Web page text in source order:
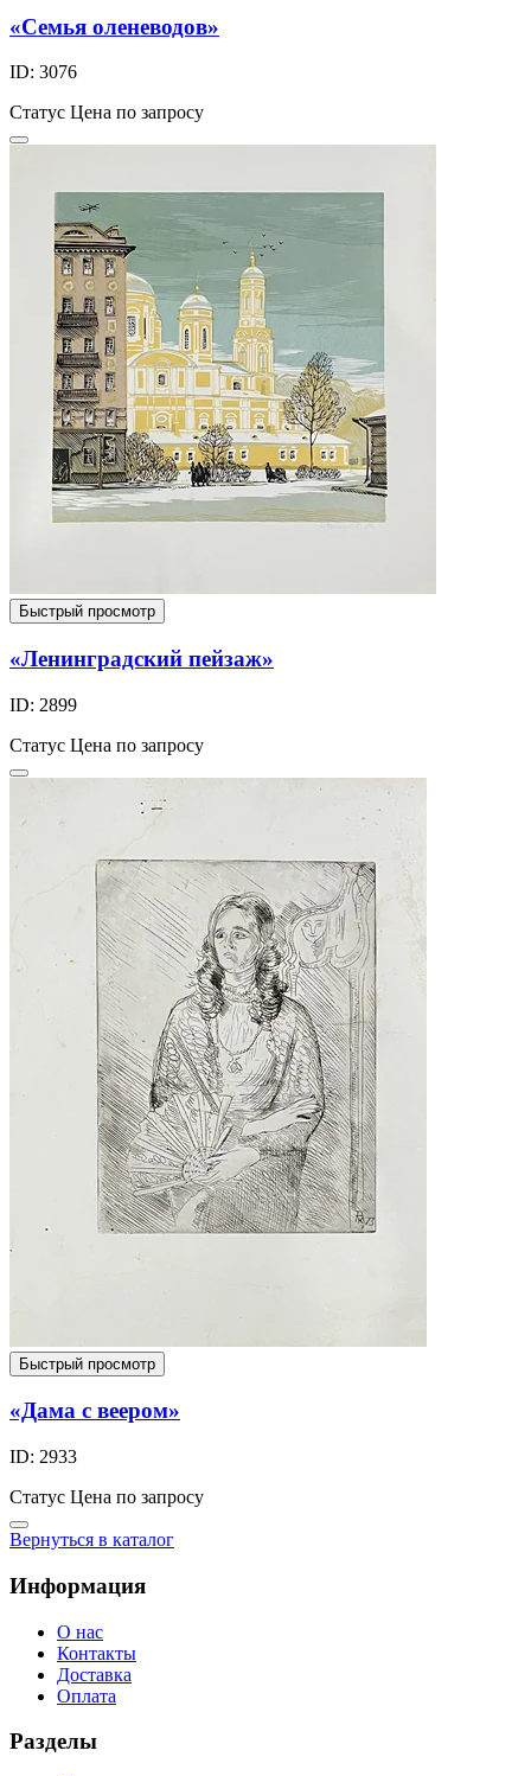
«Семья оленеводов»
ID: 3076
Статус Цена по запросу
Быстрый просмотр
«Ленинградский пейзаж»
ID: 2899
Статус Цена по запросу
Быстрый просмотр
«Дама с веером»
ID: 2933
Статус Цена по запросу
Вернуться в каталог
Информация
О нас
Контакты
Доставка
Оплата
Разделы